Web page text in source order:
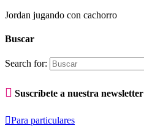
Jordan jugando con cachorro
Buscar
Search for:
 Suscríbete a nuestra newsletter
Para particulares